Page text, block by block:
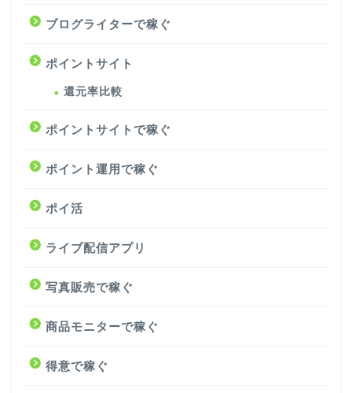
ブログライターで稼ぐ
ポイントサイト
還元率比較
ポイントサイトで稼ぐ
ポイント運用で稼ぐ
ポイ活
ライブ配信アプリ
写真販売で稼ぐ
商品モニターで稼ぐ
得意で稼ぐ